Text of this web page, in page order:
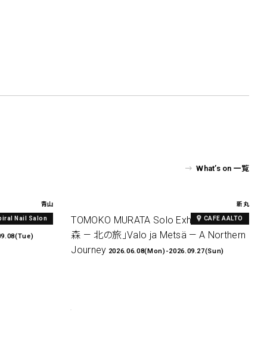
青山
Nail Salon
Print
新丸
CAFE AALTO
TOMOKO MURATA Solo Exhibition「光と
森 — 北の旅」Valo ja Metsä — A Northern
Journey 2026.06.08(Mon)-2026.09.27(Sun)
What’s on 一覧